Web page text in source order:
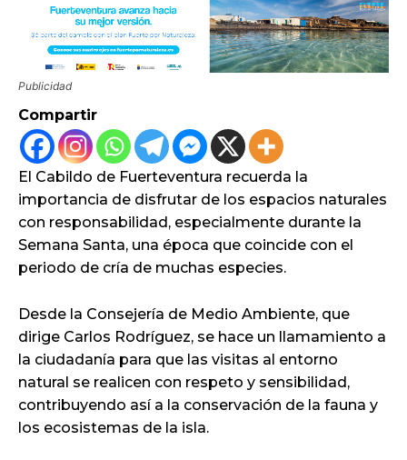
Publicidad
Compartir
El Cabildo de Fuerteventura recuerda la
importancia de disfrutar de los espacios naturales
con responsabilidad, especialmente durante la
Semana Santa, una época que coincide con el
periodo de cría de muchas especies.
Desde la Consejería de Medio Ambiente, que
dirige Carlos Rodríguez, se hace un llamamiento a
la ciudadanía para que las visitas al entorno
natural se realicen con respeto y sensibilidad,
contribuyendo así a la conservación de la fauna y
los ecosistemas de la isla.